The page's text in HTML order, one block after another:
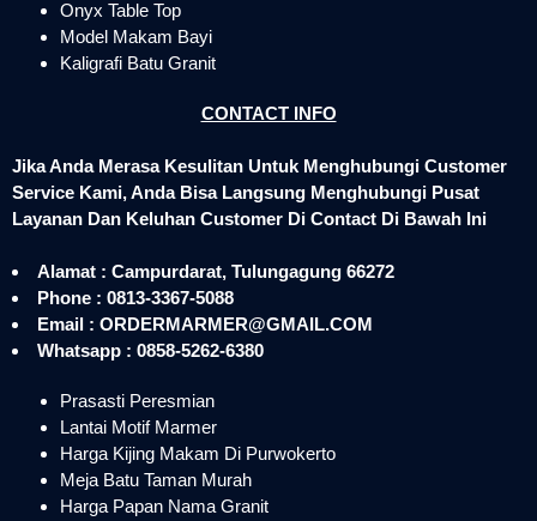
Onyx Table Top
Model Makam Bayi
Kaligrafi Batu Granit
CONTACT INFO
Jika Anda Merasa Kesulitan Untuk Menghubungi Customer
Service Kami, Anda Bisa Langsung Menghubungi Pusat
Layanan Dan Keluhan Customer Di Contact Di Bawah Ini
Alamat : Campurdarat, Tulungagung 66272
Phone : 0813-3367-5088
Email : ORDERMARMER@GMAIL.COM
Whatsapp : 0858-5262-6380
Prasasti Peresmian
Lantai Motif Marmer
Harga Kijing Makam Di Purwokerto
Meja Batu Taman Murah
Harga Papan Nama Granit